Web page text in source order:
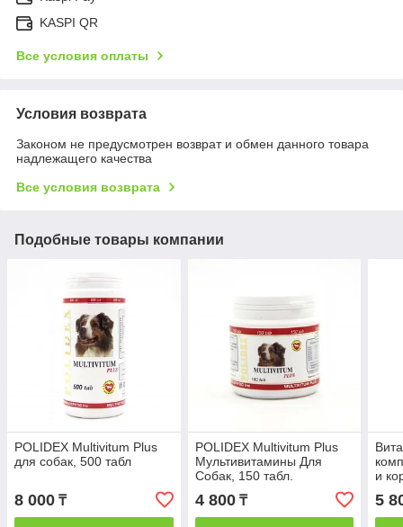
KASPI QR
Все условия оплаты
Условия возврата
Законом не предусмотрен возврат и обмен данного товара
надлежащего качества
Все условия возврата
Подобные товары компании
POLIDEX Multivitum Plus
для собак, 500 табл
8 000 ₸
POLIDEX Multivitum Plus
Мультивитамины Для
Собак, 150 табл.
4 800₸
и
5